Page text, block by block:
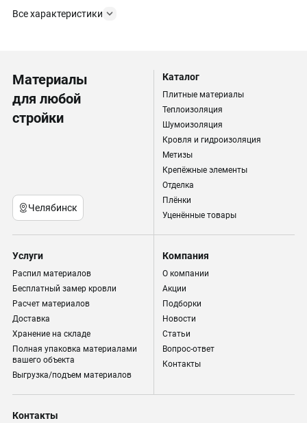
Все характеристики
Материалы
для любой
стройки
Челябинск
Каталог
Плитные материалы
Теплоизоляция
Шумоизоляция
Кровля и гидроизоляция
Метизы
Крепёжные элементы
Отделка
Плёнки
Уценённые товары
Услуги
Распил материалов
Бесплатный замер кровли
Расчет материалов
Доставка
Хранение на складе
Полная упаковка материалами
вашего объекта
Выгрузка/подъем материалов
Компания
О компании
Акции
Подборки
Новости
Статьи
Вопрос-ответ
Контакты
Контакты